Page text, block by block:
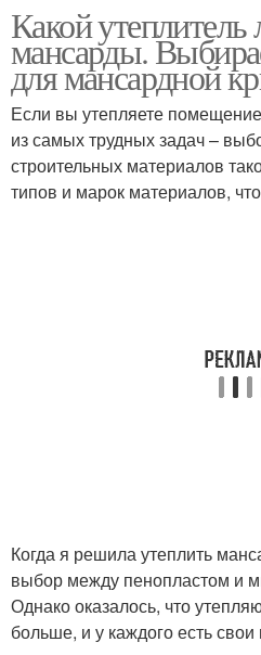
Какой
мансарды.
для мансардной
Если вы утепляете
из самых трудных задач –
строительных материалов
типов и марок материалов,
Когда я решила утеплить
выбор между пенопластом и
Однако оказалось, что
больше, и у каждого есть